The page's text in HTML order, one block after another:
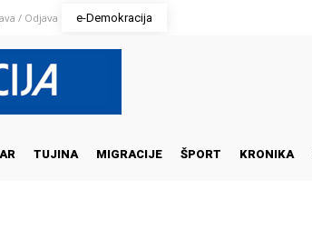
/ Odjava e-Demokracija
TUJINA MIGRACIJE ŠPORT KRONIKA